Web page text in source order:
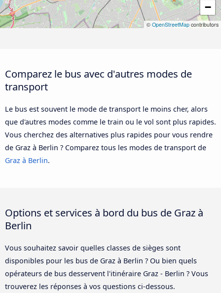
−
© OpenStreetMap contributors
Comparez le bus avec d'autres modes de
transport
Le bus est souvent le mode de transport le moins cher, alors
que d'autres modes comme le train ou le vol sont plus rapides.
Vous cherchez des alternatives plus rapides pour vous rendre
de Graz à Berlin ? Comparez tous les modes de transport de
Graz à Berlin.
Options et services à bord du bus de Graz à
Berlin
Vous souhaitez savoir quelles classes de sièges sont
disponibles pour les bus de Graz à Berlin ? Ou bien quels
opérateurs de bus desservent l'itinéraire Graz - Berlin ? Vous
trouverez les réponses à vos questions ci-dessous.